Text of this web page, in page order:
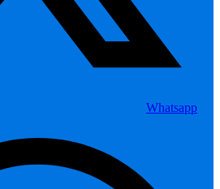
Whatsapp